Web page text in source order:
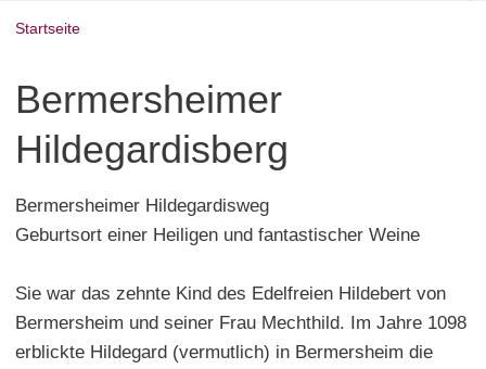
Startseite
Bermersheimer
Hildegardisberg
Bermersheimer Hildegardisweg
Geburtsort einer Heiligen und fantastischer Weine
Sie war das zehnte Kind des Edelfreien Hildebert von
Bermersheim und seiner Frau Mechthild. Im Jahre 1098
erblickte Hildegard (vermutlich) in Bermersheim die